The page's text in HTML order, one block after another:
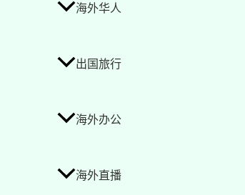
海外华人
出国旅行
海外办公
海外直播